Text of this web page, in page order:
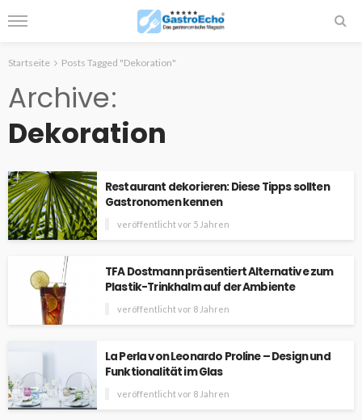
Startseite Posts Tagged "Dekoration"
Archive
Dekoration
Restaurant dekorieren: Diese Tipps sollten
Gastronomen kennen
veröffentlicht vor 5 Jahren
TFA Dostmann präsentiert Alternative zum
Plastik-Trinkhalm auf der Ambiente
veröffentlicht vor 8 Jahren
La Perla von Leonardo Proline – Design und
Funktionalität im Glas
veröffentlicht vor 8 Jahren